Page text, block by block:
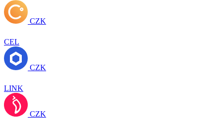
CZK
CEL
CZK
LINK
CZK